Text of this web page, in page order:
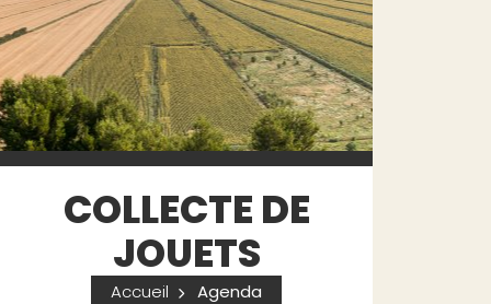
COLLECTE DE
JOUETS
Accueil Agenda